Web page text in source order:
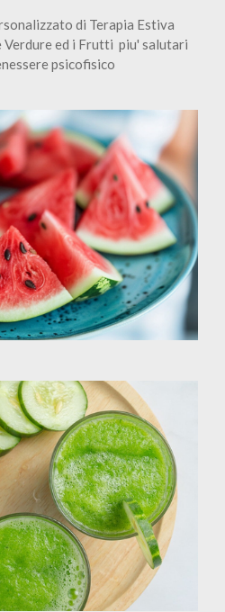
di Terapia Estiva
Verdure ed i Frutti piu' salutari
psicofisico